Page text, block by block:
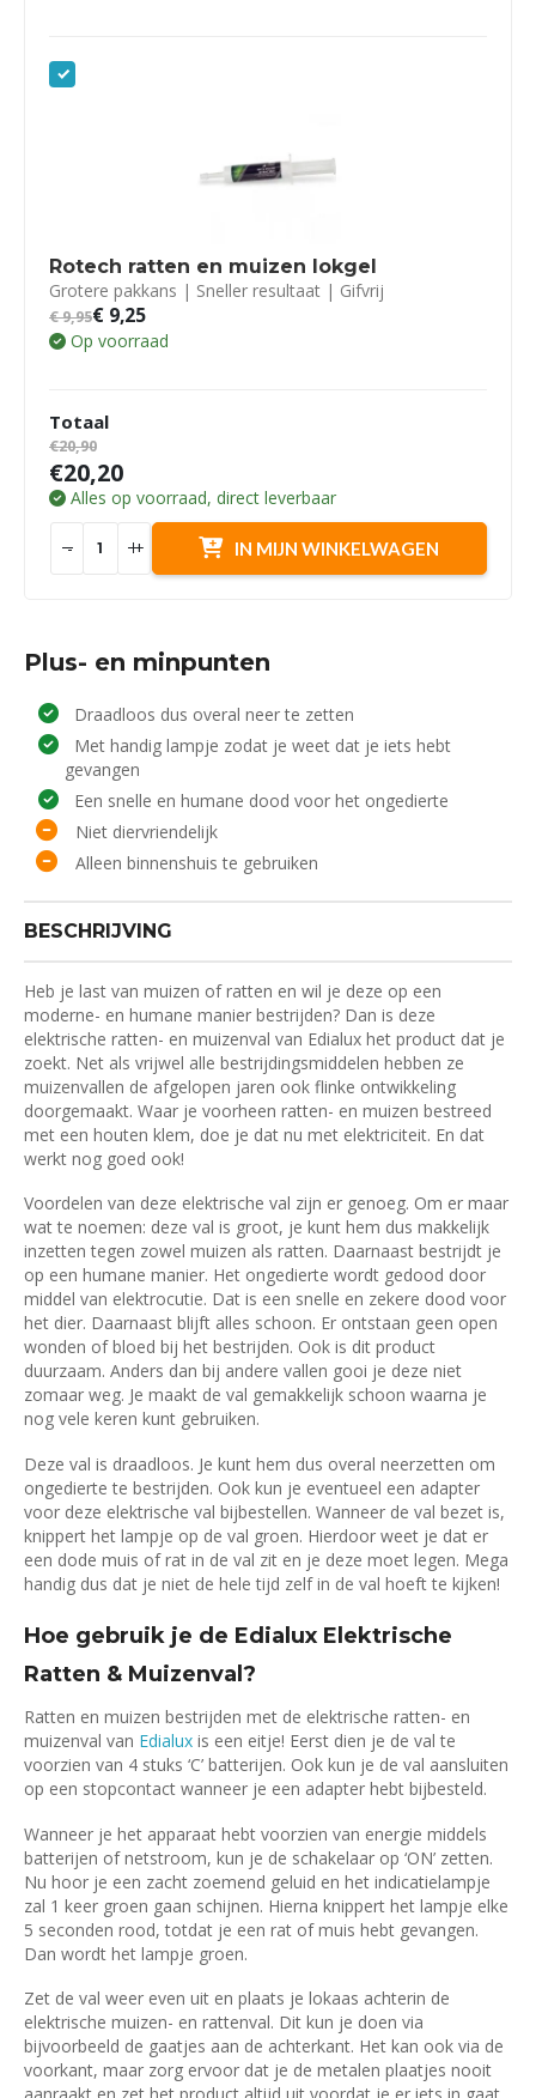
Rotech ratten en muizen lokgel
Grotere pakkans | Sneller resultaat | Gifvrij
€9,95€ 9,25
Op voorraad
Totaal
€20,90
€20,20
Alles op voorraad, direct leverbaar
- + IN MIJN WINKELWAGEN
Plus- en minpunten
Draadloos dus overal neer te zetten
Met handig lampje zodat je weet dat je iets hebt
gevangen
Een snelle en humane dood voor het ongedierte
Niet diervriendelijk
Alleen binnenshuis te gebruiken
BESCHRIJVING
Heb je last van muizen of ratten en wil je deze op een
moderne- en humane manier bestrijden? Dan is deze
elektrische ratten- en muizenval van Edialux het product dat je
zoekt. Net als vrijwel alle bestrijdingsmiddelen hebben ze
muizenvallen de afgelopen jaren ook flinke ontwikkeling
doorgemaakt. Waar je voorheen ratten- en muizen bestreed
met een houten klem, doe je dat nu met elektriciteit. En dat
werkt nog goed ook!
Voordelen van deze elektrische val zijn er genoeg. Om er maar
wat te noemen: deze val is groot, je kunt hem dus makkelijk
inzetten tegen zowel muizen als ratten. Daarnaast bestrijdt je
op een humane manier. Het ongedierte wordt gedood door
middel van elektrocutie. Dat is een snelle en zekere dood voor
het dier. Daarnaast blijft alles schoon. Er ontstaan geen open
wonden of bloed bij het bestrijden. Ook is dit product
duurzaam. Anders dan bij andere vallen gooi je deze niet
zomaar weg. Je maakt de val gemakkelijk schoon waarna je
nog vele keren kunt gebruiken.
Deze val is draadloos. Je kunt hem dus overal neerzetten om
ongedierte te bestrijden. Ook kun je eventueel een adapter
voor deze elektrische val bijbestellen. Wanneer de val bezet is,
knippert het lampje op de val groen. Hierdoor weet je dat er
een dode muis of rat in de val zit en je deze moet legen. Mega
handig dus dat je niet de hele tijd zelf in de val hoeft te kijken!
Hoe gebruik je de Edialux Elektrische
Ratten & Muizenval?
Ratten en muizen bestrijden met de elektrische ratten- en
muizenval van Edialux is een eitje! Eerst dien je de val te
voorzien van 4 stuks ‘C’ batterijen. Ook kun je de val aansluiten
op een stopcontact wanneer je een adapter hebt bijbesteld.
Wanneer je het apparaat hebt voorzien van energie middels
batterijen of netstroom, kun je de schakelaar op ‘ON’ zetten.
Nu hoor je een zacht zoemend geluid en het indicatielampje
zal 1 keer groen gaan schijnen. Hierna knippert het lampje elke
5 seconden rood, totdat je een rat of muis hebt gevangen.
Dan wordt het lampje groen.
Zet de val weer even uit en plaats je lokaas achterin de
elektrische muizen- en rattenval. Dit kun je doen via
bijvoorbeeld de gaatjes aan de achterkant. Het kan ook via de
voorkant, maar zorg ervoor dat je de metalen plaatjes nooit